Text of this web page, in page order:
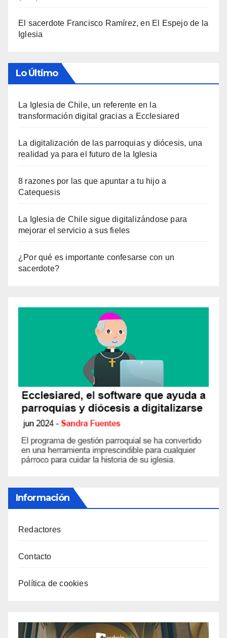
El sacerdote Francisco Ramírez, en El Espejo de la
Iglesia
Lo Último
La Iglesia de Chile, un referente en la
transformación digital gracias a Ecclesiared
La digitalización de las parroquias y diócesis, una
realidad ya para el futuro de la Iglesia
8 razones por las que apuntar a tu hijo a
Catequesis
La Iglesia de Chile sigue digitalizándose para
mejorar el servicio a sus fieles
¿Por qué es importante confesarse con un
sacerdote?
Información
Redactores
Contacto
Política de cookies